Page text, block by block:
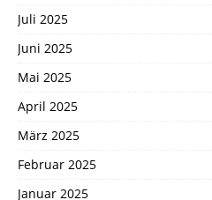
Juli 2025
Juni 2025
Mai 2025
April 2025
März 2025
Februar 2025
Januar 2025